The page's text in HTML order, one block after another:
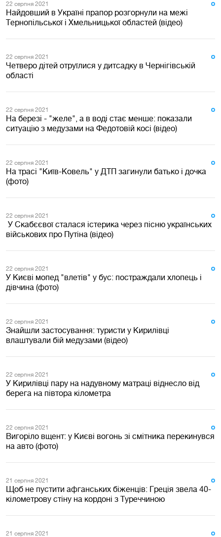
22 серпня 2021
Найдовший в Україні прапор розгорнули на межі
Тернопільської і Хмельницької областей (відео)
22 серпня 2021
Четверо дітей отруїлися у дитсадку в Чернігівській
області
22 серпня 2021
На березі - "желе", а в воді стає менше: показали
ситуацію з медузами на Федотовій косі (відео)
22 серпня 2021
На трасі "Київ-Ковель" у ДТП загинули батько і дочка
(фото)
22 серпня 2021
У Скабєєвої сталася істерика через пісню українських
військових про Путіна (відео)
22 серпня 2021
У Києві мопед "влетів" у бус: постраждали хлопець і
дівчина (фото)
22 серпня 2021
Знайшли застосування: туристи у Кирилівці
влаштували бій медузами (відео)
22 серпня 2021
У Кирилівці пару на надувному матраці віднесло від
берега на півтора кілометра
22 серпня 2021
Вигоріло вщент: у Києві вогонь зі смітника перекинувся
на авто (фото)
21 серпня 2021
Щоб не пустити афганських біженців: Греція звела 40-
кілометрову стіну на кордоні з Туреччиною
21 серпня 2021